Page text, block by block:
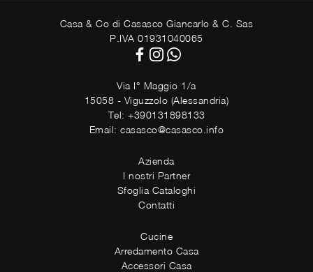
Casa & Co di Casasco Giancarlo & C. Sas
P.IVA 01931040065
Via I° Maggio 1/a
15058 - Viguzzolo (Alessandria)
Tel: +390131898133
Email: casasco@casasco.info
Azienda
I nostri Partner
Sfoglia Cataloghi
Contatti
Cucine
Arredamento Casa
Accessori Casa